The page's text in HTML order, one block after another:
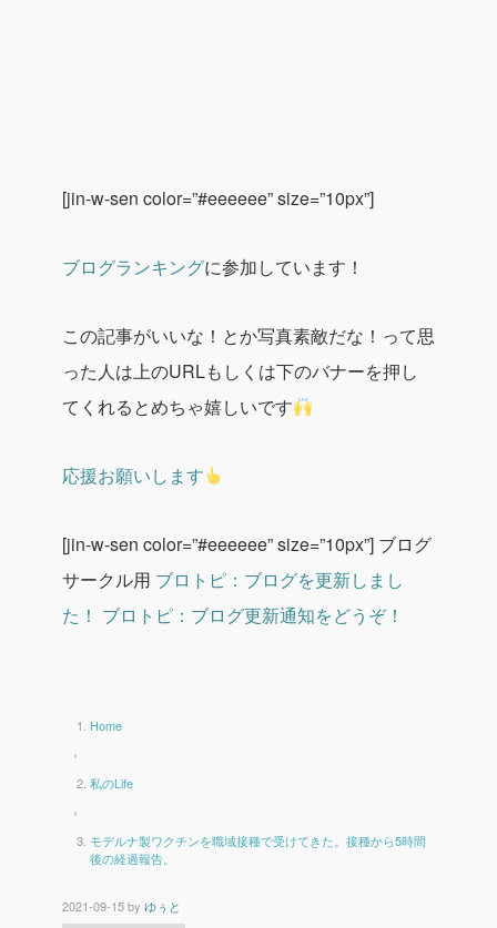
[jin-w-sen color=”#eeeeee” size=”10px”]
ブログランキングに参加しています！
この記事がいいな！とか写真素敵だな！って思
った人は上のURLもしくは下のバナーを押し
てくれるとめちゃ嬉しいです
応援お願いします
[jin-w-sen color=”#eeeeee” size=”10px”] ブログ
サークル用 ブロトピ：ブログを更新しまし
た！ ブロトピ：ブログ更新通知をどうぞ！
Home
›
私のLife
›
モデルナ製ワクチンを職域接種で受けてきた。接種から5時間
後の経過報告。
2021-09-15by ゆぅと